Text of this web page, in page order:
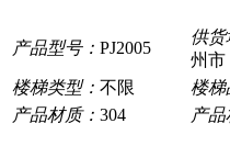
产品型号： PJ2005
供货
州市
楼梯类型： 不限 楼梯
产品材质： 304 产品